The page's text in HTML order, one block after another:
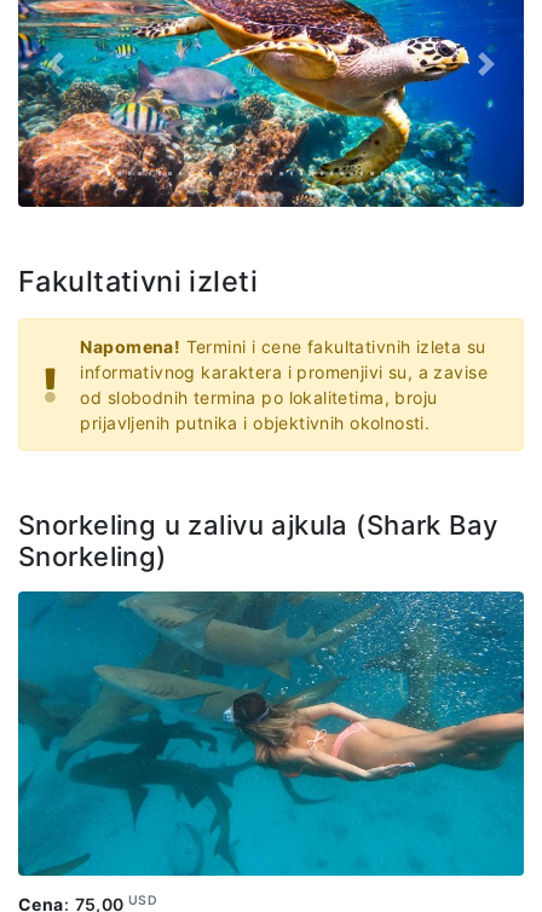
Prethodno
Fakultativni izleti
Napomena! Termini i cene fakultativnih izleta su
informativnog karaktera i promenjivi su, a zavise
od slobodnih termina po lokalitetima, broju
prijavljenih putnika i objektivnih okolnosti.
Snorkeling u zalivu ajkula (Shark Bay
Snorkeling)
Cena: 75,00USD